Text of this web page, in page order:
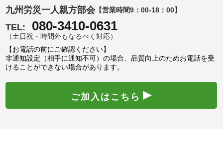
九州労災一人親方部会【営業時間9：00-18：00】
TEL: 080-3410-0631
（土日祝・時間外もなるべく対応）
【お電話の前にご確認ください】
非通知設定（相手に通知不可）の場合、品質向上のためお電話を受
けることができない場合があります。
ご加入はこちら